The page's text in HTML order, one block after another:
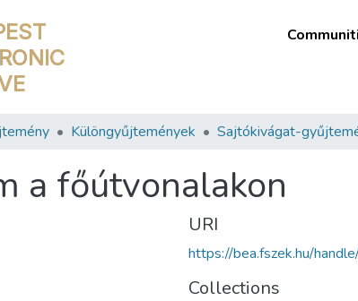
Különgyűjtemények Sajtókivágat-
a főútvonalakon
URI
https://bea.fszek.hu/
Collections